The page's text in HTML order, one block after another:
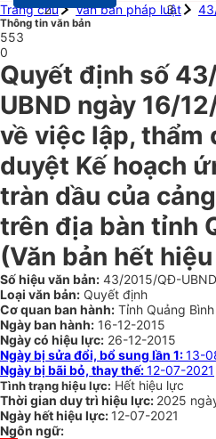
Trang chủ
Văn bản pháp luật
Thông tin văn bản
553
0
Quyết định số
UBND ngày 16/
về việc lập, thẩm
duyệt Kế hoạch
tràn dầu của
trên địa bàn tỉnh
(Văn bản hết
Số hiệu văn bản: 43/2015/QĐ-UBND
Loại văn bản: Quyết định
Cơ quan ban hành: Tỉnh Quảng Bình
Ngày ban hành: 16-12-2015
Ngày có hiệu lực: 26-12-2015
Ngày bị sửa đổi, bổ sung lần 1:13-
Ngày bị bãi bỏ, thay thế:12-07-2021
Tình trạng hiệu lực: Hết hiệu lực
Thời gian duy trì hiệu lực: 2025
Ngày hết hiệu lực: 12-07-2021
Ngôn ngữ: